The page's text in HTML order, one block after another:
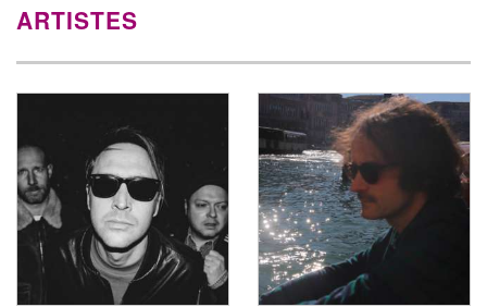
ARTISTES